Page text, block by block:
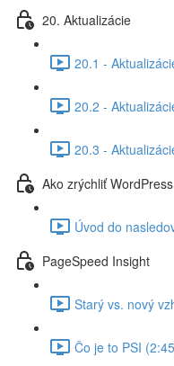
20. Aktualizácie
20.1 -
20.2 -
20.3 -
Ako zrýchliť WordPress
Úvod do
PageSpeed Insight
Starý vs. nový
Čo je to PSI